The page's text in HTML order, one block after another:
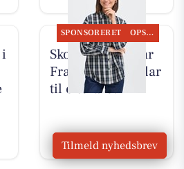
i
SPONSORERET OPSLAGSTAVLEN
Skott Aalborg har
Fransa-nyhed klar
til efteråret
Tilmeld nyhedsbrev